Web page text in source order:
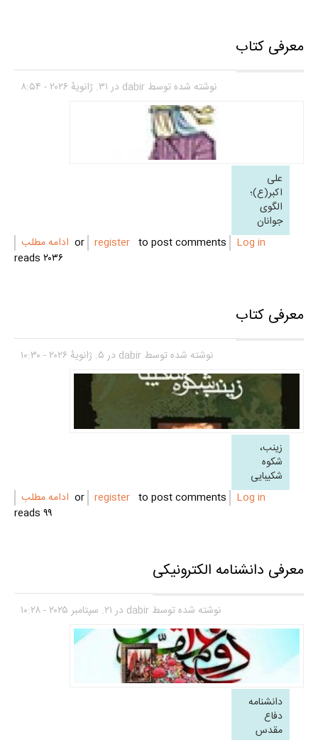
معرفی کتاب
نوشته شده توسطdabirدر ۳۱. ژانویهٔ ۲۰۲۶ - ۸:۵۴
علی
اکبر(ع)؛
الگوی
جوانان
ادامه مطلب
Log in
register
to post comments
۲۰۳۶ reads
معرفی کتاب
نوشته شده توسطdabirدر ۵. ژانویهٔ ۲۰۲۶ - ۱۰:۳۰
زینب،
شکوه
شکیبایی
ادامه مطلب
Log in
register
to post comments
۹۹ reads
معرفی دانشنامه الکترونیکی
نوشته شده توسطdabirدر ۲۱. سپتامبر ۲۰۲۵ - ۱۰:۲۸
دانشنامه
دفاع
مقدس